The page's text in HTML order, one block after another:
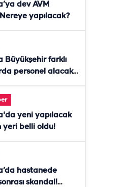
dev AVM
yapılacak?
Büyükşehir farklı
personel alacak!
yeni yapılacak
yeri belli oldu!
hastanede
skandal!